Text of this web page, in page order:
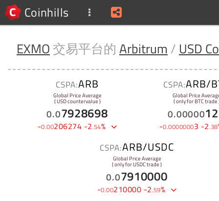
Coinhills
EXMO 交易平台的 Arbitrum / USD
CSPA:ARB
Global Price Average
( USD countervalue )
0.07928698
-0.00206274 -2.54%
CSPA:ARB/
Global Price
( only for BTC trade
0.00000
-0.00000003 -2.38
CSPA:ARB/USDC
Global Price Average
( only for USDC trade )
0.07910000
-0.00210000 -2.59%